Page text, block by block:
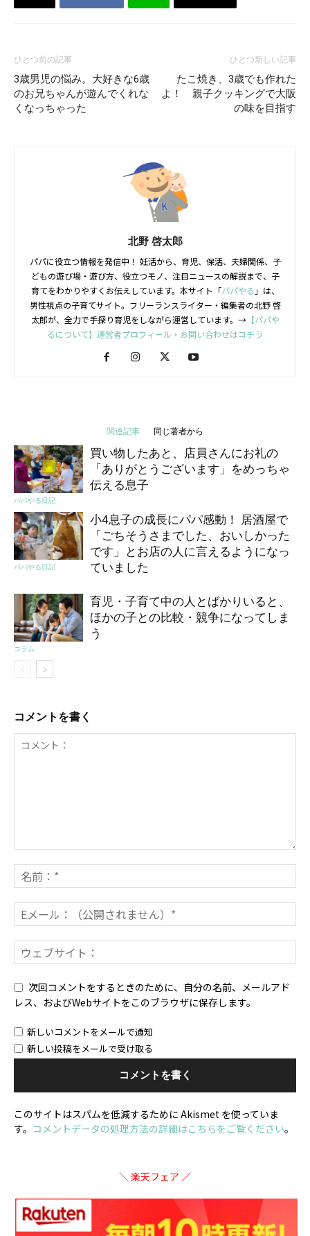
ひとつ前の記事
3歳男児の悩み。大好きな6歳
のお兄ちゃんが遊んでくれな
くなっちゃった
ひとつ新しい記事
たこ焼き、3歳でも作れた
よ！ 親子クッキングで大阪
の味を目指す
北野 啓太郎
パパに役立つ情報を発信中！ 妊活から、育児、保活、夫婦関係、子
どもの遊び場・遊び方、役立つモノ、注目ニュースの解説まで、子
育てをわかりやすくお伝えしています。本サイト「パパやる 」は、
男性視点の子育てサイト。フリーランスライター・編集者の北野 啓
太郎が、全力で手探り育児をしながら運営しています。→【パパや
るについて】運営者プロフィール・お問い合わせはコチラ
関連記事 同じ著者から
パパやる日記
買い物したあと、店員さんにお礼の
「ありがとうございます」をめっちゃ
伝える息子
パパやる日記
小4息子の成長にパパ感動！ 居酒屋で
「ごちそうさまでした、おいしかった
です」とお店の人に言えるようになっ
ていました
コラム
育児・子育て中の人とばかりいると、
ほかの子との比較・競争になってしま
う
コメントを書く
次回コメントをするときのために、自分の名前、メールアド
レス、およびWebサイトをこのブラウザに保存します。
新しいコメントをメールで通知
新しい投稿をメールで受け取る
このサイトはスパムを低減するために Akismet を使っていま
す。 コメントデータの処理方法の詳細はこちらをご覧ください。
＼ 楽天フェア ／